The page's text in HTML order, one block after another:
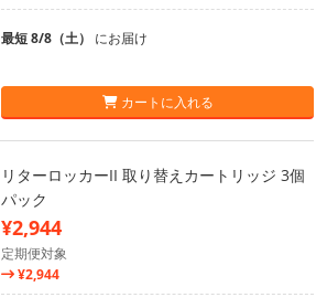
最短 8/8（土） にお届け
カートに入れる
リターロッカーII 取り替えカートリッジ 3個
パック
¥2,944
定期便対象
¥2,944